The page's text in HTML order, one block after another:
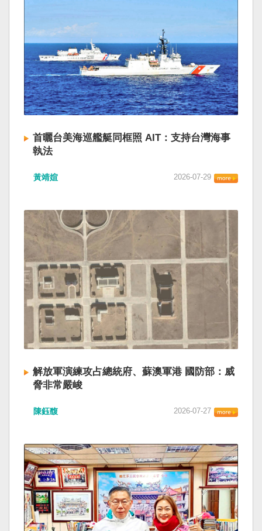
首曬台美海巡艦艇同框照 AIT：支持台灣海事
執法
黃靖媗 2026-07-29
解放軍演練攻占總統府、蘇澳軍港 國防部：威
脅非常嚴峻
陳鈺馥 2026-07-27